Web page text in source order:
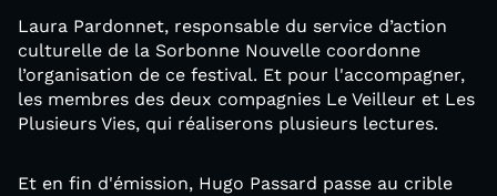
Laura Pardonnet, responsable du service d’action
culturelle de la Sorbonne Nouvelle coordonne
l’organisation de ce festival. Et pour l'accompagner,
les membres des deux compagnies Le Veilleur et Les
Plusieurs Vies, qui réaliserons plusieurs lectures.
Et en fin d'émission, Hugo Passard passe au crible